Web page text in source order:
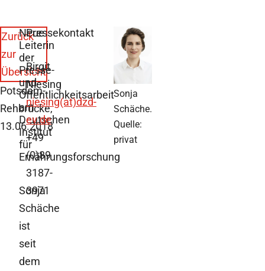
Zurück
zur
Übersicht
Potsdam-
Rehbrücke,
13.06.2018
Neue
Leiterin
der
Presse-
und
Öffentlichkeitsarbeit
am
Deutschen
Institut
für
Ernährungsforschung
Sonja
Schäche
ist
seit
dem
Pressekontakt
Birgit
Niesing
niesing(at)dzd-
ev.de
+49
(0)89
3187-
3971
Sonja
Schäche.
Quelle:
privat